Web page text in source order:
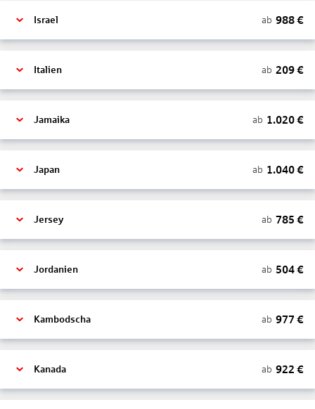
Israel ab 988€
Italien ab 209€
Jamaika ab 1.020€
Japan ab 1.040€
Jersey ab 785 €
Jordanien ab 504€
Kambodscha ab 977 €
Kanada ab 922 €